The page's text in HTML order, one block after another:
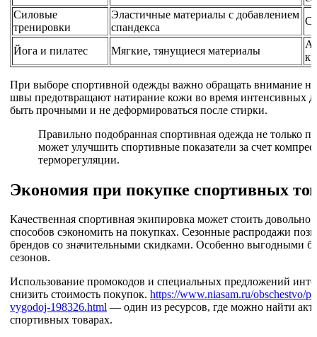
Силовые
тренировки
Эластичные материалы с добавлением
спандекса
Йога и пилатес Мягкие, тянущиеся материалы
При выборе спортивной одежды важно обращать внимание
швы предотвращают натирание кожи во время интенсивных
быть прочными и не деформироваться после стирки.
Правильно подобранная спортивная одежда не только
может улучшить спортивные показатели за счет
терморегуляции.
Экономия при покупке спортивных
Качественная спортивная экипировка может стоить довольно
способов сэкономить на покупках. Сезонные распродажи
брендов со значительными скидками. Особенно выгодными
сезонов.
Использование промокодов и специальных предложений
снизить стоимость покупок. https://www.niasam.ru/obschestvo/
vygodoj-198326.html — один из ресурсов, где можно найти
спортивных товарах.